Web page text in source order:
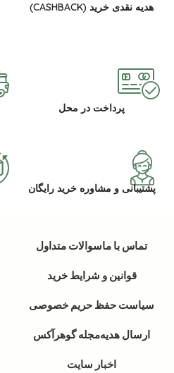
هدیه نقدی خرید (CASHBACK)
پرداخت در محل
پشتیبانی و مشاوره خرید رایگان
تماس با ماسوالات متداول
قوانین و شرایط خرید
سیاست حفظ حریم خصوصی
ارسال هدیهمجله گوهرآکس
اخبار سایت